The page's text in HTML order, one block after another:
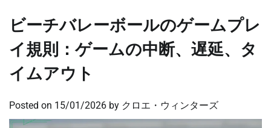
ビーチバレーボールのゲームプレ
イ規則：ゲームの中断、遅延、タ
イムアウト
Posted on 15/01/2026 by クロエ・ウィンターズ